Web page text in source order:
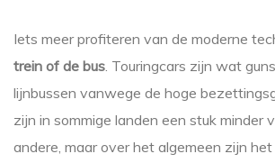
Iets meer profiteren van de moderne
trein of de bus . Touringcars zijn wat
lijnbussen vanwege de hoge
zijn in sommige landen een stuk minder
andere, maar over het algemeen zijn